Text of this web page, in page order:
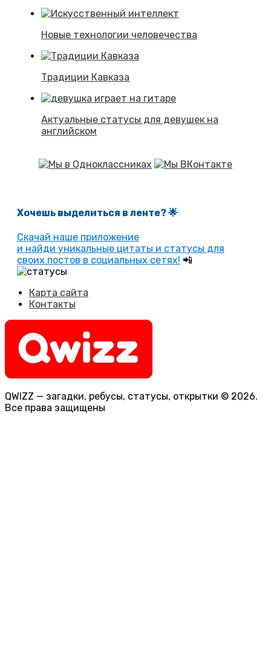
Новые технологии человечества
Традиции Кавказа
Актуальные статусы для девушек на
английском
Хочешь выделиться в ленте? 🌟
Скачай наше приложение
и найди уникальные цитаты и статусы для
своих постов в социальных сетях! 📲
Карта сайта
Контакты
QWIZZ — загадки, ребусы, статусы, открытки © 2026.
Все права защищены